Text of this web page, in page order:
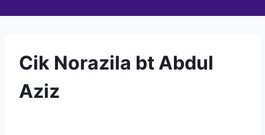
Cik Norazila bt Abdul
Aziz